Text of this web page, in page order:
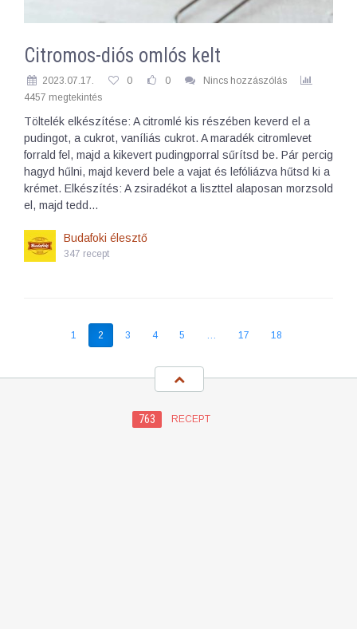
Citromos-diós omlós kelt
2023.07.17. 0 0
Nincs hozzászólás
4457 megtekintés
Töltelék elkészítése: A citromlé kis részében keverd el a
pudingot, a cukrot, vaníliás cukrot. A maradék citromlevet
forrald fel, majd a kikevert pudingporral sűrítsd be. Pár percig
hagyd hűlni, majd keverd bele a vajat és lefóliázva hűtsd ki a
krémet. Elkészítés: A zsiradékot a liszttel alaposan morzsold
el, majd tedd…
Budafoki élesztő
347 recept
1 2 3 4 5 … 17 18
763 RECEPT